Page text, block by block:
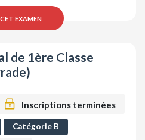
examen
de 1ère Classe
Inscriptions terminées
Catégorie B